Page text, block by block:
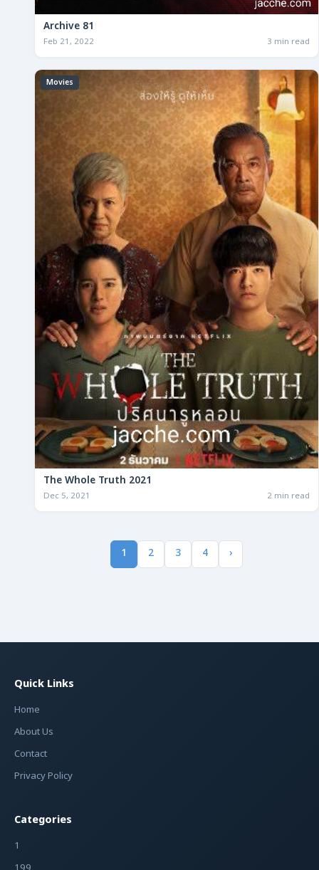
Archive 81
Feb 21, 2022 3 min read
Movies
The Whole Truth 2021
Dec 5, 2021 2 min read
1 2 3 4 ›
Quick Links
Home
About Us
Contact
Privacy Policy
Categories
1